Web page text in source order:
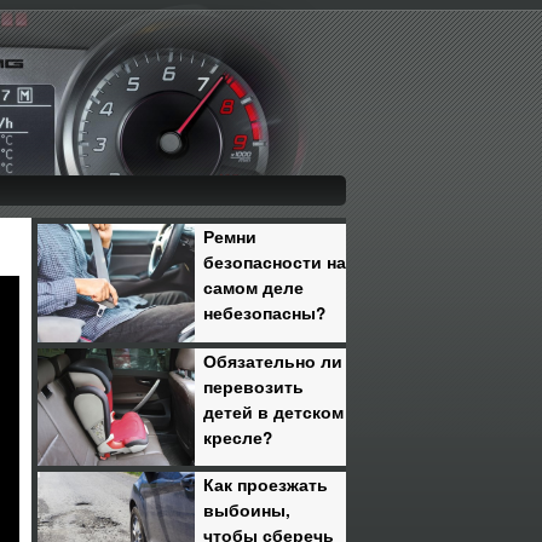
Ремни
безопасности на
самом деле
небезопасны?
Обязательно ли
перевозить
детей в детском
кресле?
Как проезжать
выбоины,
чтобы сберечь